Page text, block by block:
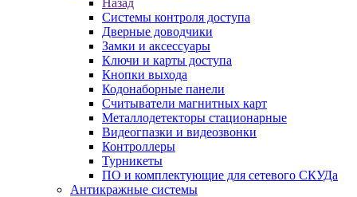
Назад
Системы контроля доступа
Дверные доводчики
Замки и аксессуары
Ключи и карты доступа
Кнопки выхода
Кодонаборные панели
Считыватели магнитных карт
Металлодетекторы стационарные
Видеогпазки и видеозвонки
Контроллеры
Турникеты
ПО и комплектующие для сетевого СКУДа
Антикражные системы